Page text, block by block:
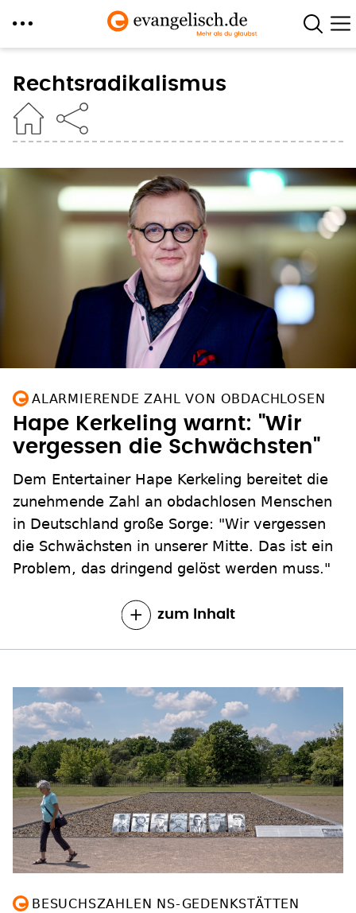
zum
Inhalt
Rechtsradikalismus
ALARMIERENDE ZAHL VON OBDACHLOSEN
Hape Kerkeling warnt: "Wir
vergessen die Schwächsten"
Dem Entertainer Hape Kerkeling bereitet die
zunehmende Zahl an obdachlosen Menschen
in Deutschland große Sorge: "Wir vergessen
die Schwächsten in unserer Mitte. Das ist ein
Problem, das dringend gelöst werden muss."
zum Inhalt
BESUCHSZAHLEN NS-GEDENKSTÄTTEN